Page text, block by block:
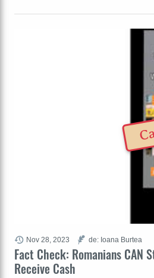
Fact Check: Romanians CAN
Receive Cash
Nov 28, 2023 de: Ioana Burtea